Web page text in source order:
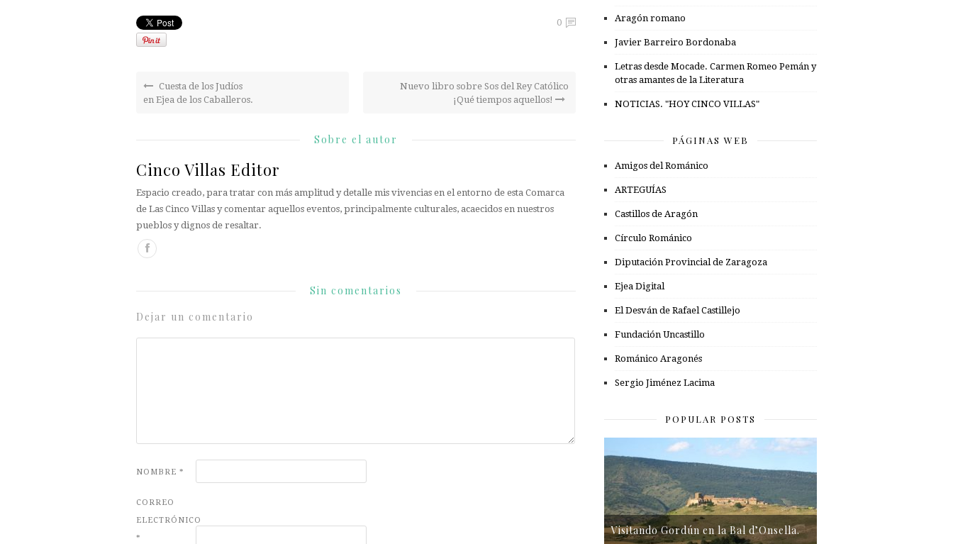
0
Cuesta de los Judíos
en Ejea de los Caballeros.
Nuevo libro sobre Sos del Rey Católico
¡Qué tiempos aquellos!
Sobre el autor
Cinco Villas Editor
Espacio creado, para tratar con más amplitud y detalle mis vivencias en el entorno de esta Comarca
de Las Cinco Villas y comentar aquellos eventos, principalmente culturales, acaecidos en nuestros
pueblos y dignos de resaltar.
Sin comentarios
Dejar un comentario
NOMBRE *
CORREO
ELECTRÓNICO
*
Aragón romano
Javier Barreiro Bordonaba
Letras desde Mocade. Carmen Romeo Pemán y
otras amantes de la Literatura
NOTICIAS. "HOY CINCO VILLAS"
PÁGINAS WEB
Amigos del Románico
ARTEGUÍAS
Castillos de Aragón
Círculo Románico
Diputación Provincial de Zaragoza
Ejea Digital
El Desván de Rafael Castillejo
Fundación Uncastillo
Románico Aragonés
Sergio Jiménez Lacima
POPULAR POSTS
Visitando Gordún en la Bal d’Onsella.